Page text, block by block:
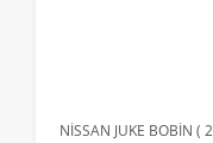
NİSSAN JUKE BOBİN (